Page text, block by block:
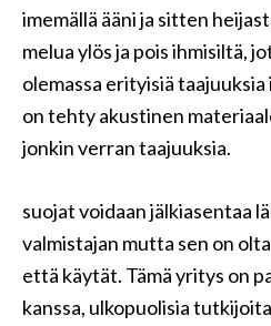
imemällä ääni ja sitten
melua ylös ja pois ihmisiltä,
olemassa erityisiä
on tehty akustinen
jonkin verran taajuuksia.
suojat voidaan jälkiasentaa
valmistajan mutta sen on
että käytät. Tämä yritys on
kanssa, ulkopuolisia